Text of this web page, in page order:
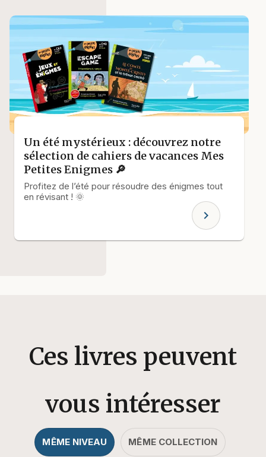
Un été mystérieux : découvrez notre
sélection de cahiers de vacances Mes
Petites Enigmes 🔎
Profitez de l’été pour résoudre des énigmes tout
en révisant ! 🌞
chevron_right
Ces livres peuvent
vous intéresser
MÊME NIVEAU MÊME COLLECTION